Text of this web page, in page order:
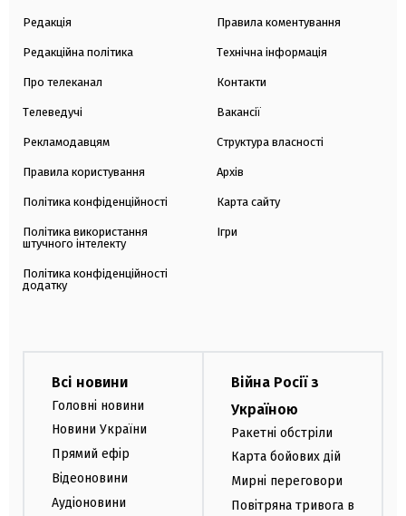
Редакція
Редакційна політика
Про телеканал
Телеведучі
Рекламодавцям
Правила користування
Політика конфіденційності
Політика використання
штучного інтелекту
Політика конфіденційності
додатку
Правила коментування
Технічна інформація
Контакти
Вакансії
Структура власності
Архів
Карта сайту
Ігри
Всі новини
Головні новини
Новини України
Прямий ефір
Відеоновини
Аудіоновини
Війна Росії з
Україною
Ракетні обстріли
Карта бойових дій
Мирні переговори
Повітряна тривога в